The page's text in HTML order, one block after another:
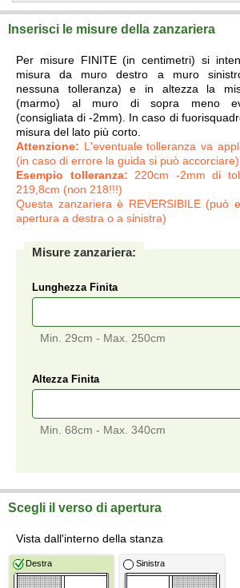
Inserisci le misure della zanzariera
Per misure FINITE (in centimetri) si
misura da muro destro a muro
nessuna tolleranza) e in altezza la
(marmo) al muro di sopra meno
(consigliata di -2mm). In caso di
misura del lato più corto.
Attenzione: L'eventuale tolleranza va
(in caso di errore la guida si può accorciare).
Esempio tolleranza: 220cm -2mm di
219,8cm (non 218!!!)
Questa zanzariera è REVERSIBILE (può
apertura a destra o a sinistra)
Misure zanzariera:
Lunghezza Finita
Min. 29cm - Max. 250cm
Altezza Finita
Min. 68cm - Max. 340cm
Scegli il verso di apertura
Vista dall'interno della stanza
Destra Sinistra